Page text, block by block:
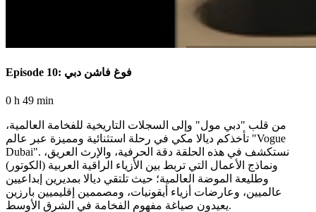
Episode 10: فوغ فاشن دبي
0 h 49 min
من قلب "دبي مول" وإلى السجلات التاريخية للفخامة العالمية،
تأخذكم ديالا مكي في رحلة استثنائية ومميزة عبر عالم "Vogue
Dubai". نستكشف في هذه الحلقة دقة الحرفية، والإرث العريق،
ونماذج الأعمال التي تربط بين الأزياء الراقية العربية (الكوتور)
وطليعة الموضة العالمية؛ حيث تلتقي ديالا بمديرين إبداعيين
عالميين، وعارضات أزياء أيقونيات، ومصممين إقليميين بارزين
يعيدون صياغة مفهوم الفخامة في الشرق الأوسط.